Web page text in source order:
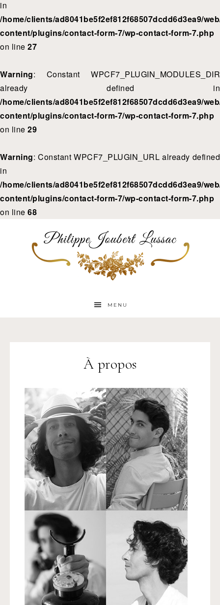
in
/home/clients/ad8041be5f2ef812f68507dcdd6d3ea9/
content/plugins/contact-form-7/wp-contact-form-7.php
on line 27
Warning: Constant WPCF7_PLUGIN_MODULES_DIR
already defined in
/home/clients/ad8041be5f2ef812f68507dcdd6d3ea9/
content/plugins/contact-form-7/wp-contact-form-7.php
on line 29
Warning: Constant WPCF7_PLUGIN_URL already defined
in
/home/clients/ad8041be5f2ef812f68507dcdd6d3ea9/
content/plugins/contact-form-7/wp-contact-form-7.php
on line 68
MENU
À propos